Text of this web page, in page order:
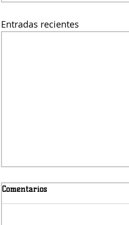
Entradas recientes
Comentarios